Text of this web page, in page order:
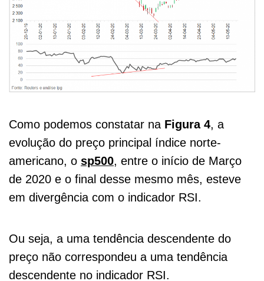
Como podemos constatar na Figura 4, a
evolução do preço principal índice norte-
americano, o sp500, entre o início de Março
de 2020 e o final desse mesmo mês, esteve
em divergência com o indicador RSI.
Ou seja, a uma tendência descendente do
preço não correspondeu a uma tendência
descendente no indicador RSI.